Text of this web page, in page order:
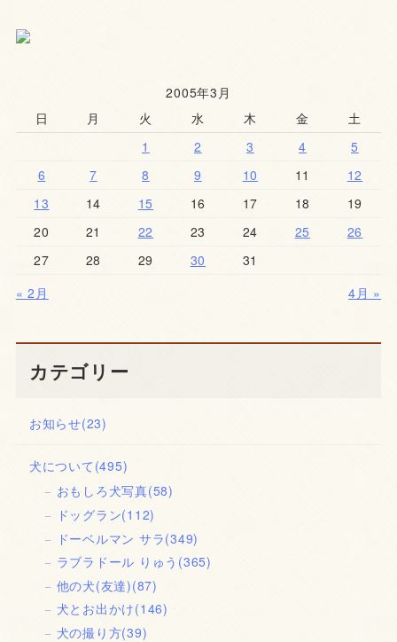
2005年3月
日
月 火 水 木 金
土
1
2 3 4
5
6
7 8 9 10 11
12
13
14 15 16 17 18
19
20
21 22 23 24 25
26
27
28 29 30
31
« 2月
4月 »
カテゴリー
お知らせ(23)
犬について (495)
おもしろ犬写真(58)
ドッグラン(112)
ドーベルマン サラ(349)
ラブラドール りゅう (365)
他の犬(友達)(87)
犬とお出かけ(146)
犬の撮り方(39)